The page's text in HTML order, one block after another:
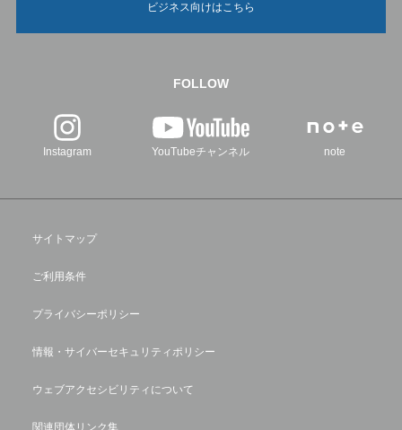
ビジネス向けはこちら
FOLLOW
Instagram YouTubeチャンネル note
サイトマップ
ご利用条件
プライバシーポリシー
情報・サイバーセキュリティポリシー
ウェブアクセシビリティについて